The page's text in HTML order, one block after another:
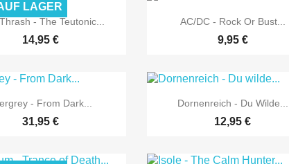
 Vorschau
- The Teutonic...
14,95 €
LAGER
 Vorschau
AC/DC - Rock Or Bust...
9,95 €
 Vorschau
- From Dark...
31,95 €
 Vorschau
Dornenreich - Du Wilde...
12,95 €